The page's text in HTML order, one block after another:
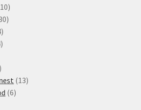
1010
produktů
30
24
produktů
4
19
1313
66